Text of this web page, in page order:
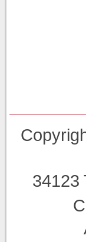
34123